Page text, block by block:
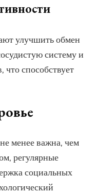
улучшить обмен
систему и
способствует
менее важна, чем
регулярные
социальных